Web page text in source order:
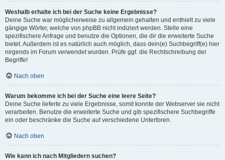
Weshalb erhalte ich bei der Suche keine Ergebnisse?
Deine Suche war möglicherweise zu allgemein gehalten und enthielt zu viele
gängige Wörter, welche von phpBB nicht indiziert werden. Stelle eine
spezifischere Anfrage und benutze die Optionen, die dir die erweiterte Suche
bietet. Außerdem ist es natürlich auch möglich, dass dein(e) Suchbegriff(e) hier
nirgends im Forum verwendet wurden. Prüfe ggf. die Rechtschreibung der
Begriffe!
Nach oben
Warum bekomme ich bei der Suche eine leere Seite?
Deine Suche lieferte zu viele Ergebnisse, somit konnte der Webserver sie nicht
verarbeiten. Benutze die erweiterte Suche und gib spezifischere Suchbegriffe
ein oder beschränke die Suche auf verschiedene Unterforen.
Nach oben
Wie kann ich nach Mitgliedern suchen?